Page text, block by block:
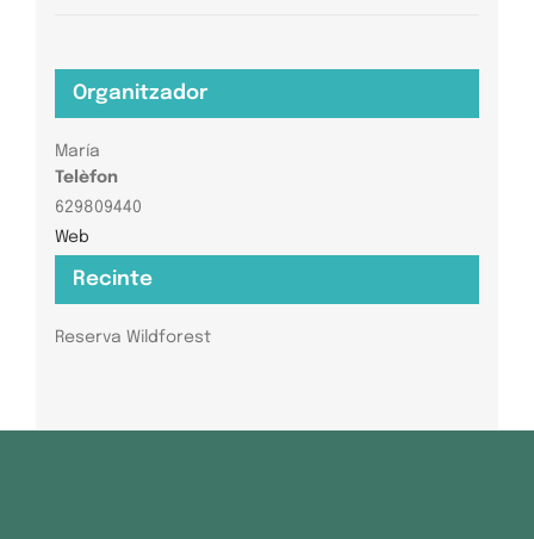
Recinte
Reserva Wildforest
Organitzador
María
Telèfon
629809440
Web